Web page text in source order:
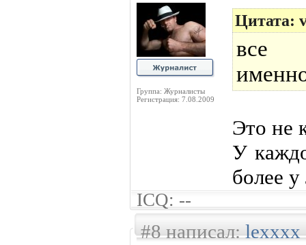
Группа: Журналисты
Регистрация: 7.08.2009
Цитата:
все
Это не
У
более
ICQ: --
#8 написал:lexxxx